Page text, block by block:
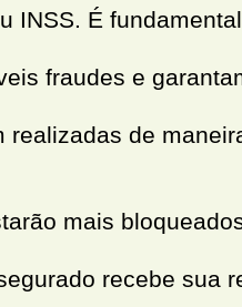
INSS. É
fraudes e
de
mais
recebe sua